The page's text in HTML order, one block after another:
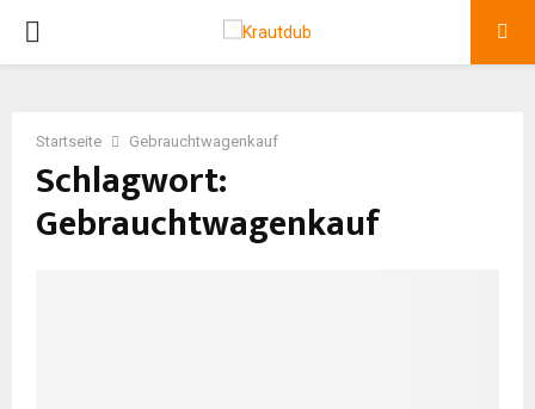
P
M
Startseite Gebrauchtwagenkauf
Schlagwort:
Gebrauchtwagenkauf